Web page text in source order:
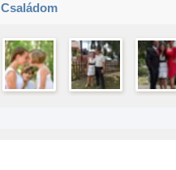
Családom